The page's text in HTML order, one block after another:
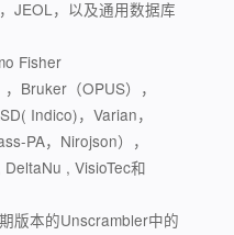
JEOL，以及通用数据库
Fisher
Bruker（OPUS），
Indico)，Varian，
PA，Nirojson），
, VisioTec和
版本的Unscrambler中的